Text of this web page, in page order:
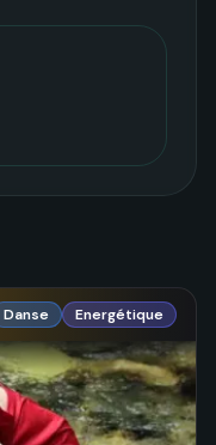
Danse Energétique